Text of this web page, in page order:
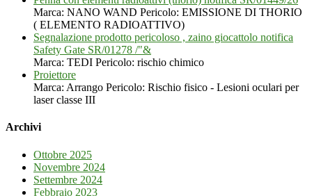
Marca: NANO WAND Pericolo: EMISSIONE DI THORIO
( ELEMENTO RADIOATTIVO)
Segnalazione prodotto pericoloso , zaino giocattolo notifica
Safety Gate SR/01278 /"&
Marca: TEDI Pericolo: rischio chimico
Proiettore
Marca: Arrango Pericolo: Rischio fisico - Lesioni oculari per
laser classe III
Archivi
Ottobre 2025
Novembre 2024
Settembre 2024
Febbraio 2023